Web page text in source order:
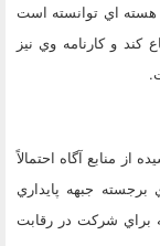
هسته اي توانسته است
1+5 به خوبي دفاع کند و کارنامه وي نيز
از منابع آگاه احتمالاً
جبهه پايداري
براي شرکت در رقابت